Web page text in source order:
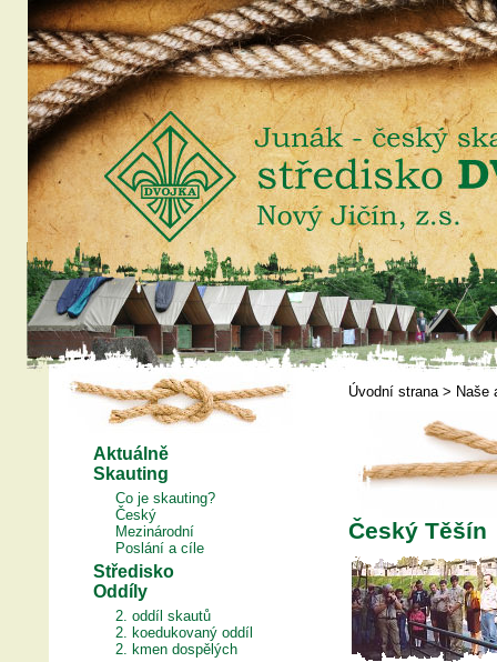
Aktuálně
Skauting
Co je skauting?
Český
Mezinárodní
Poslání a cíle
Středisko
Oddíly
2. oddíl skautů
2. koedukovaný oddíl
2. kmen dospělých
Úvodní strana> Naše
Český Těšín